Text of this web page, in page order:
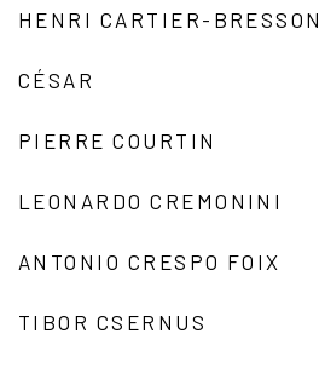
HENRI CARTIER-BRESSON
CÉSAR
PIERRE COURTIN
LEONARDO CREMONINI
ANTONIO CRESPO FOIX
TIBOR CSERNUS